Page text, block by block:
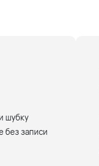
шубку
без записи